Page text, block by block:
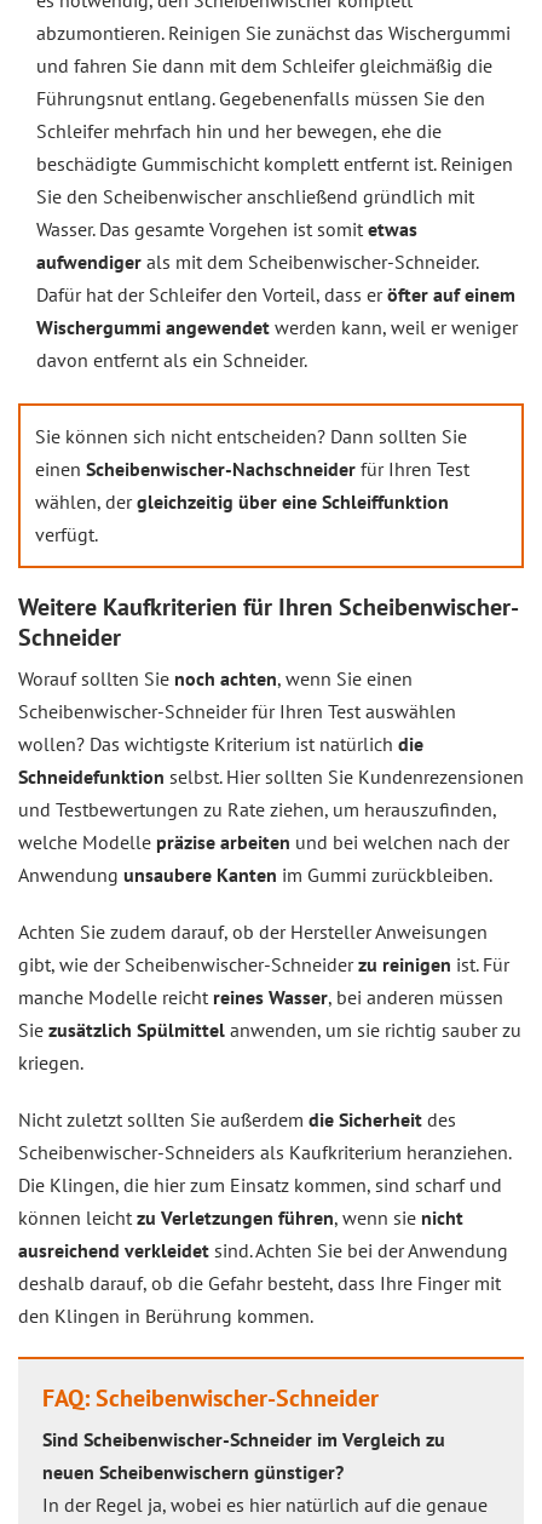
abzumontieren. Reinigen Sie zunächst das Wischergummi
und fahren Sie dann mit dem Schleifer gleichmäßig die
Führungsnut entlang. Gegebenenfalls müssen Sie den
Schleifer mehrfach hin und her bewegen, ehe die
beschädigte Gummischicht komplett entfernt ist. Reinigen
Sie den Scheibenwischer anschließend gründlich mit
Wasser. Das gesamte Vorgehen ist somit etwas
aufwendiger als mit dem Scheibenwischer-Schneider.
Dafür hat der Schleifer den Vorteil, dass eröfter auf einem
Wischergummi angewendet werden kann, weil er weniger
davon entfernt als ein Schneider.
Sie können sich nicht entscheiden? Dann sollten Sie
einen Scheibenwischer-Nachschneider für Ihren Test
wählen, dergleichzeitig über eine Schleiffunktion
verfügt.
Weitere Kaufkriterien für Ihren Scheibenwischer-
Schneider
Worauf sollten Sie noch achten, wenn Sie einen
Scheibenwischer-Schneider für Ihren Test auswählen
wollen? Das wichtigste Kriterium ist natürlich die
Schneidefunktion selbst. Hier sollten Sie Kundenrezensionen
und Testbewertungen zu Rate ziehen, um herauszufinden,
welche Modelle präzise arbeiten und bei welchen nach der
Anwendung unsaubere Kanten im Gummi zurückbleiben.
Achten Sie zudem darauf, ob der Hersteller Anweisungen
gibt, wie der Scheibenwischer-Schneiderzu reinigen ist. Für
manche Modelle reicht reines Wasser, bei anderen müssen
Sie zusätzlich Spülmittel anwenden, um sie richtig sauber zu
kriegen.
Nicht zuletzt sollten Sie außerdem die Sicherheit des
Scheibenwischer-Schneiders als Kaufkriterium heranziehen.
Die Klingen, die hier zum Einsatz kommen, sind scharf und
können leicht zu Verletzungen führen, wenn sie nicht
ausreichend verkleidet sind. Achten Sie bei der Anwendung
deshalb darauf, ob die Gefahr besteht, dass Ihre Finger mit
den Klingen in Berührung kommen.
FAQ: Scheibenwischer-Schneider
Sind Scheibenwischer-Schneider im Vergleich zu
neuen Scheibenwischern günstiger?
In der Regel ja, wobei es hier natürlich auf die genaue